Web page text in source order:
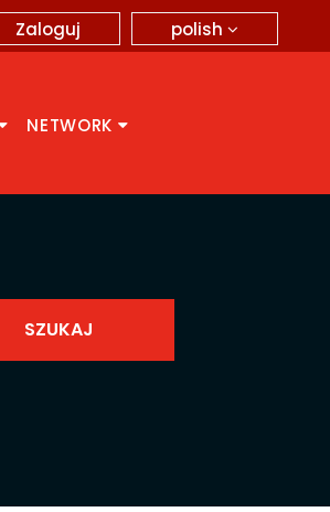
polish
Zaloguj
NETWORK